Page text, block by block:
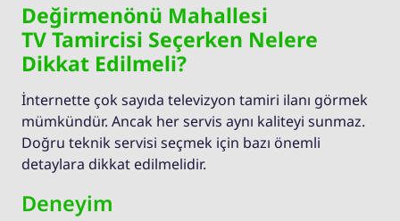
Değirmenönü Mahallesi
TV Tamircisi Seçerken Nelere
Dikkat Edilmeli?
İnternette çok sayıda televizyon tamiri ilanı görmek
mümkündür. Ancak her servis aynı kaliteyi sunmaz.
Doğru teknik servisi seçmek için bazı önemli
detaylara dikkat edilmelidir.
Deneyim